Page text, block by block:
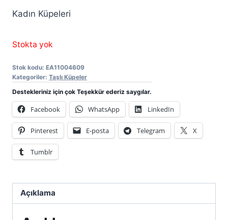
Kadın Küpeleri
Stokta yok
Stok kodu: EA11004609
Kategoriler: Taşlı Küpeler
Destekleriniz için çok Teşekkür ederiz saygılar.
Facebook WhatsApp LinkedIn
Pinterest E-posta Telegram X
Tumblr
Açıklama